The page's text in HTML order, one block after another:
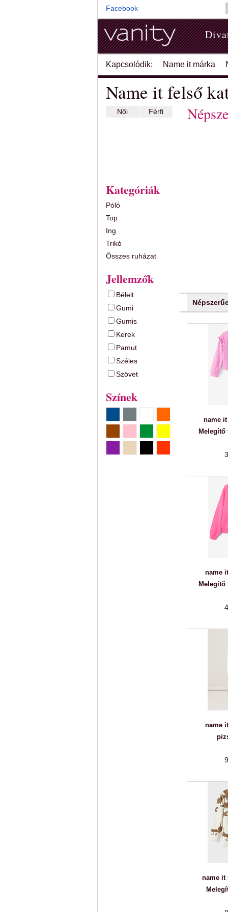
Facebook
Kapcsolódik: Name it márka
Name it felső
Női Férfi
Kategóriák
Póló
Top
Ing
Trikó
Összes ruházat
Jellemzők
Bélelt
Gumi
Gumis
Kerek
Pamut
Széles
Szövet
Színek
name
Melegítő
name
Melegítő
name
name it